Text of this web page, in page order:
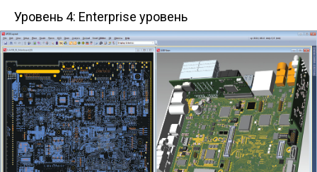
Уровень 4: Enterprise уровень